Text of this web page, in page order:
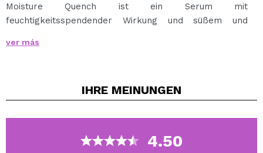
Moisture Quench ist ein Serum mit
feuchtigkeitsspendender Wirkung und süßem und
Die Ernährungsformel enthält Jojoba, Hyaluronsäure
Austrocknung der Haut.
ver más
IHRE MEINUNGEN
4.50